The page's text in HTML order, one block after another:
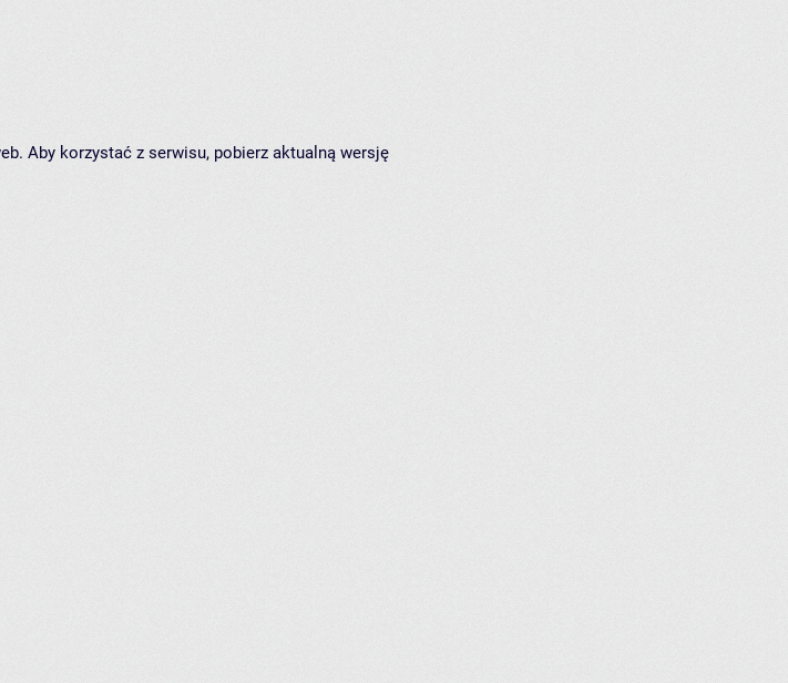
Aby korzystać z serwisu, pobierz aktualną wersję